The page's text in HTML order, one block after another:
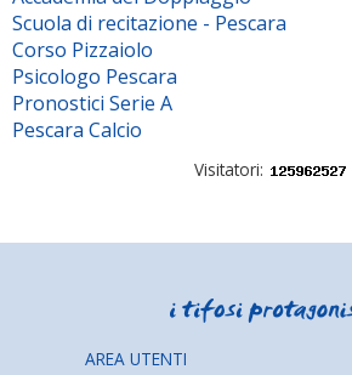
Scuola di recitazione - Pescara
Corso Pizzaiolo
Psicologo Pescara
Pronostici Serie A
Pescara Calcio
Visitatori:
AREA UTENTI